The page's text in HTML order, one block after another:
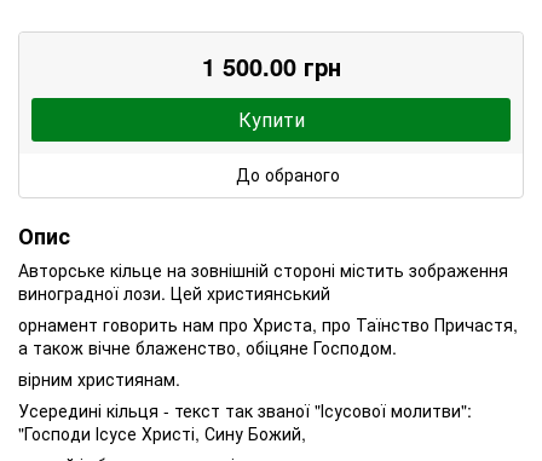
1 500.00 грн
Купити
До обраного
Опис
Авторське кільце на зовнішній стороні містить зображення
виноградної лози. Цей християнський
орнамент говорить нам про Христа, про Таїнство Причастя,
а також вічне блаженство, обіцяне Господом.
вірним християнам.
Усередині кільця - текст так званої "Ісусової молитви":
"Господи Ісусе Христі, Сину Божий,